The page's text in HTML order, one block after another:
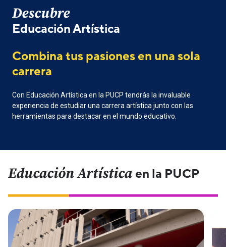
Descubre
Educación Artística
Combina tus pasiones en una sola
carrera
Con Educación Artística en la PUCP tendrás la invaluable
experiencia de estudiar una carrera artística junto con las
herramientas para destacar en el mundo educativo.
Educación Artísticaen la PUCP